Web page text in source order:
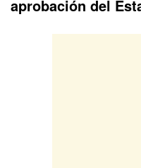
aprobación del